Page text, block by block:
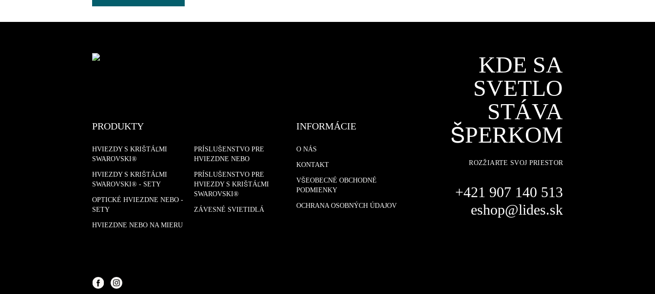
PRODUKTY
HVIEZDY S KRIŠTÁĽMI
SWAROVSKI®
HVIEZDY S KRIŠTÁĽMI
SWAROVSKI® - SETY
OPTICKÉ HVIEZDNE NEBO -
SETY
HVIEZDNE NEBO NA MIERU
PRÍSLUŠENSTVO PRE
HVIEZDNE NEBO
PRÍSLUŠENSTVO PRE
HVIEZDY S KRIŠTÁĽMI
SWAROVSKI®
ZÁVESNÉ SVIETIDLÁ
INFORMÁCIE
O NÁS
KONTAKT
VŠEOBECNÉ OBCHODNÉ
PODMIENKY
OCHRANA OSOBNÝCH ÚDAJOV
KDE SA
SVETLO
STÁVA
ŠPERKOM
ROZŽIARTE SVOJ PRIESTOR
+421 907 140 513
eshop@lides.sk